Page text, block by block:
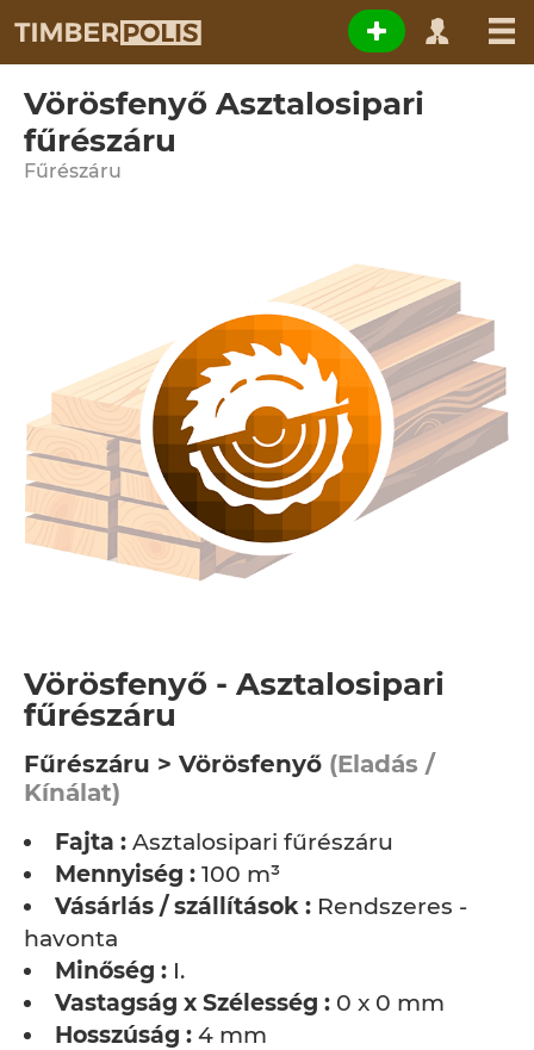
Vörösfenyő Asztalosipari
fűrészáru
Fűrészáru
Vörösfenyő - Asztalosipari
fűrészáru
Fűrészáru > Vörösfenyő (Eladás /
Kínálat)
Fajta : Asztalosipari fűrészáru
Mennyiség : 100 m³
Vásárlás / szállítások : Rendszeres -
havonta
Minőség : I.
Vastagság x Szélesség : 0 x 0 mm
Hosszúság : 4 mm